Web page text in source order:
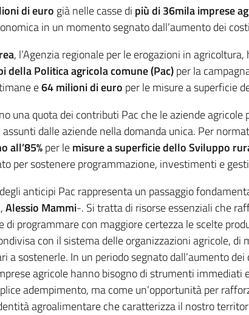
di euro già nelle casse di più di 36mila imprese
in un momento segnato dall’aumento dei
, l’Agenzia regionale per le erogazioni in
della Politica agricola comune (Pac)per la
e64 milioni di euro per le misure a superficie
una quota dei contributi Pac che le aziende
dalle aziende nella domanda unica. Per
all’85%per lemisure a superficie dello Sviluppo
per sostenere programmazione, investimenti e
anticipi Pac rappresenta un passaggio
Alessio Mammi-. Si tratta di risorse essenziali che
di programmare con maggiore certezza le scelte
con il sistema delle organizzazioni agricole,
a sostenerle. In un periodo segnato dall’aumento
agricole hanno bisogno di strumenti
adempimento, ma come un’opportunità per
agroalimentare che caratterizza il nostro